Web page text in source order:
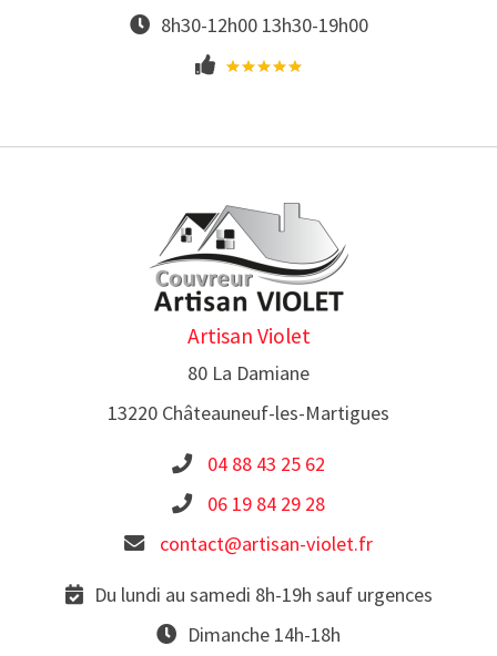
8h30-12h00 13h30-19h00
Artisan Violet
80 La Damiane
13220 Châteauneuf-les-Martigues
04 88 43 25 62
06 19 84 29 28
contact@artisan-violet.fr
Du lundi au samedi 8h-19h sauf urgences
Dimanche 14h-18h